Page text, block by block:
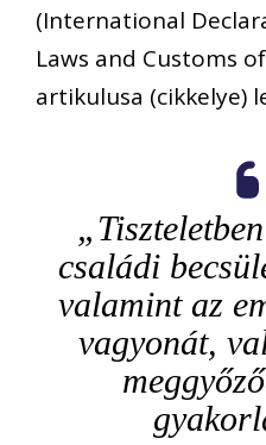
(International
Laws and Customs
artikulusa (cikkelye)
családi
valamint az
vagyonát,